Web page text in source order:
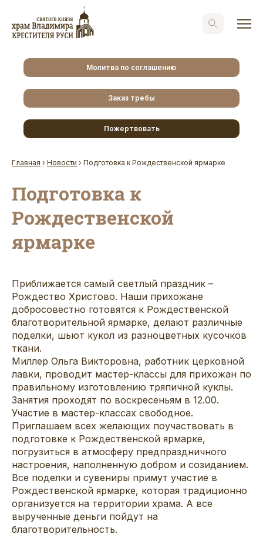
Молитва по соглашению
Заказ требы
Пожертвовать
Главная › Новости › Подготовка к Рождественской ярмарке
Подготовка к
Рождественской
ярмарке
Приближается самый светлый праздник –
Рождество Христово. Наши прихожане
добросовестно готовятся к Рождественской
благотворительной ярмарке, делают различные
поделки, шьют кукол из разноцветных кусочков
ткани.
Миллер Ольга Викторовна, работник церковной
лавки, проводит мастер-классы для прихожан по
правильному изготовлению тряпичной куклы.
Занятия проходят по воскресеньям в 12.00.
Участие в мастер-классах свободное.
Приглашаем всех желающих поучаствовать в
подготовке к Рождественской ярмарке,
погрузиться в атмосферу предпраздничного
настроения, наполненную добром и созиданием.
Все поделки и сувениры примут участие в
Рождественской ярмарке, которая традиционно
организуется на территории храма. А все
вырученные деньги пойдут на
благотворительность.